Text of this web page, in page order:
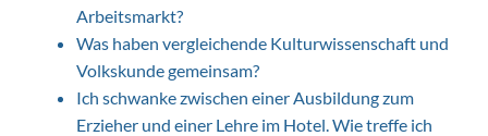
Arbeitsmarkt?
Was haben vergleichende Kulturwissenschaft und
Volkskunde gemeinsam?
Ich schwanke zwischen einer Ausbildung zum
Erzieher und einer Lehre im Hotel. Wie treffe ich